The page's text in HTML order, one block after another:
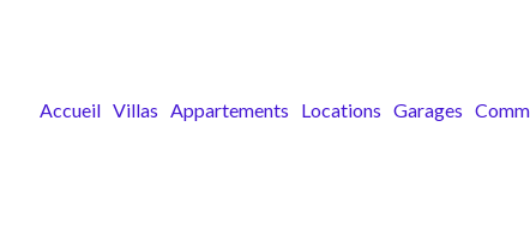
Accueil Villas Appartements Locations Garages